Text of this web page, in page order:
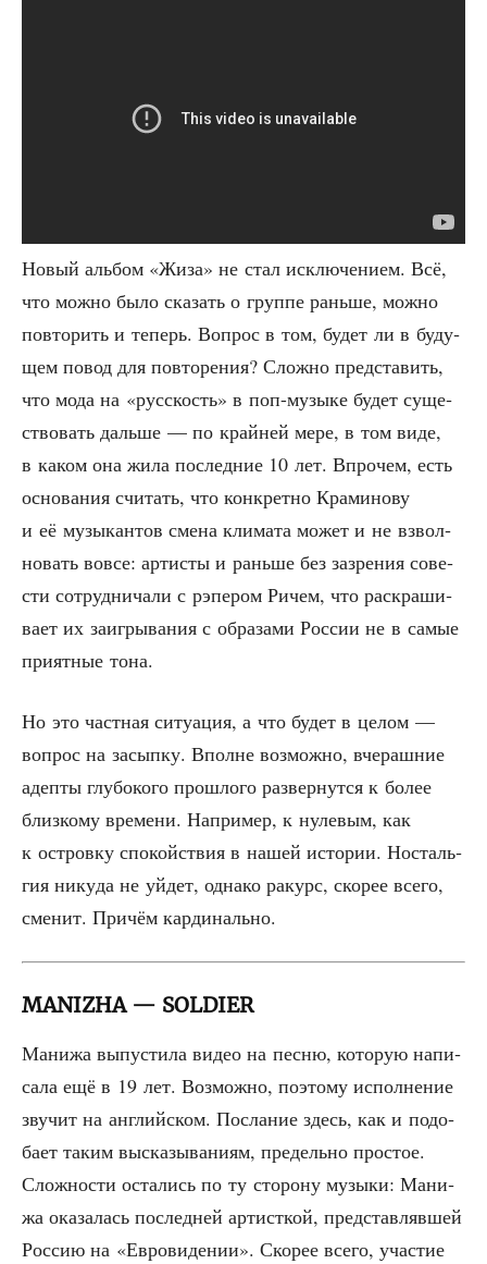
Новый аль­бом «Жиза» не стал исклю­че­ни­ем. Всё,
что мож­но было ска­зать о груп­пе рань­ше, мож­но
повто­рить и теперь. Вопрос в том, будет ли в буду­
щем повод для повто­ре­ния? Слож­но пред­ста­вить,
что мода на «рус­скость» в поп-музы­ке будет суще­
ство­вать даль­ше — по край­ней мере, в том виде,
в каком она жила послед­ние 10 лет. Впро­чем, есть
осно­ва­ния счи­тать, что кон­крет­но Кра­ми­но­ву
и её музы­кан­тов сме­на кли­ма­та может и не взвол­
но­вать вовсе: арти­сты и рань­ше без зазре­ния сове­
сти сотруд­ни­ча­ли с рэпе­ром Ричем, что рас­кра­ши­
ва­ет их заиг­ры­ва­ния с обра­за­ми Рос­сии не в самые
при­ят­ные тона.
Но это част­ная ситу­а­ция, а что будет в целом —
вопрос на засып­ку. Вполне воз­мож­но, вче­раш­ние
адеп­ты глу­бо­ко­го про­шло­го раз­вер­нут­ся к более
близ­ко­му вре­ме­ни. Напри­мер, к нуле­вым, как
к ост­ров­ку спо­кой­ствия в нашей исто­рии. Носталь­
гия нику­да не уйдет, одна­ко ракурс, ско­рее все­го,
сме­нит. При­чём кардинально.
MANIZHA — SOLDIER
Мани­жа выпу­сти­ла видео на пес­ню, кото­рую напи­
са­ла ещё в 19 лет. Воз­мож­но, поэто­му испол­не­ние
зву­чит на англий­ском. Посла­ние здесь, как и подо­
ба­ет таким выска­зы­ва­ни­ям, пре­дель­но про­стое.
Слож­но­сти оста­лись по ту сто­ро­ну музы­ки: Мани­
жа ока­за­лась послед­ней артист­кой, пред­став­ляв­шей
Рос­сию на «Евро­ви­де­нии». Ско­рее все­го, уча­стие